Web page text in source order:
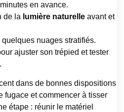
en avance.
de la lumière naturelle avant et
nuages stratifiés.
ajuster son trépied et tester
dans de bonnes dispositions
fugace et commencer à tisser
étape : réunir le matériel